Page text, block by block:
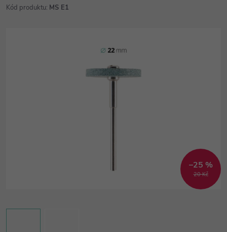
Kód produktu: MS E1
20 Kč
–25 %